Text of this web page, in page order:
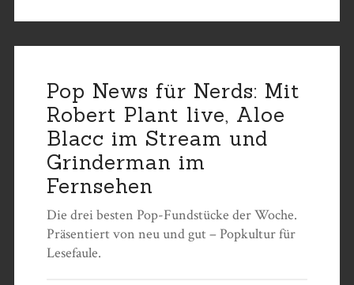
Pop News für Nerds: Mit
Robert Plant live, Aloe
Blacc im Stream und
Grinderman im
Fernsehen
Die drei besten Pop-Fundstücke der Woche.
Präsentiert von neu und gut – Popkultur für
Lesefaule.